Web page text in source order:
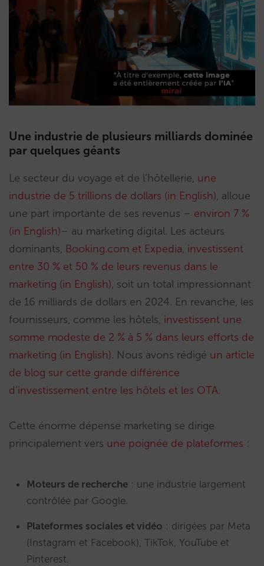
Une industrie de plusieurs milliards dominée
par quelques géants
Le secteur du voyage et de l’hôtellerie, une
industrie de 5 trillions de dollars (in English), alloue
une part importante de ses revenus – environ 7 %
(in English)– au marketing digital. Les acteurs
dominants, Booking.com et Expedia, investissent
entre 30 % et 50 % de leurs revenus dans le
marketing (in English), soit un total impressionnant
de 16 milliards de dollars en 2024. En revanche, les
fournisseurs, comme les hôtels, investissent une
somme modeste de 2 % à 5 % dans leurs efforts de
marketing (in English). Nous avons rédigé un article
de blog sur cette grande différence
d’investissement entre les hôtels et les OTA.
Cette énorme dépense marketing se dirige
principalement vers une poignée de plateformes :
Moteurs de recherche : une industrie largement
contrôlée par Google.
Plateformes sociales et vidéo : dirigées par Meta
(Instagram et Facebook), TikTok, YouTube et
Pinterest.